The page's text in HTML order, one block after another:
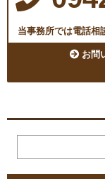
当事務所では電話相
お問